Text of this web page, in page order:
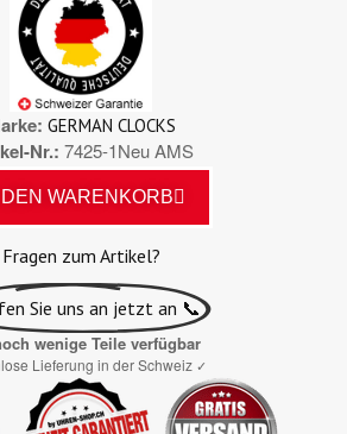
GERMAN CLOCKS
Nr. 7425-1Neu AMS
DEN WARENKORB
Fragen zum Artikel?
Sie uns an jetzt an 📞
wenige Teile verfügbar
Lieferung in der Schweiz ✓